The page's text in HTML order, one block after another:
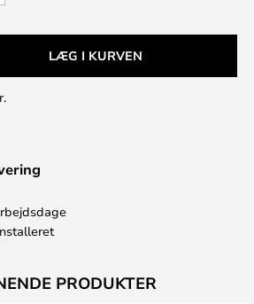
LÆG I KURVEN
PRODUKTER